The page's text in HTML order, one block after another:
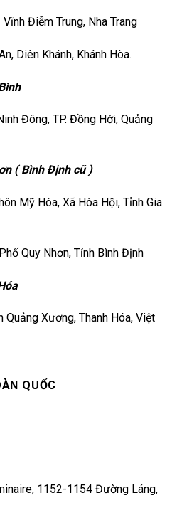
Điễm Trung, Nha Trang
Diên Khánh, Khánh Hòa.
Đông, TP. Đồng Hới, Quảng
( Bình Định cũ )
Mỹ Hóa, Xã Hòa Hội, Tỉnh Gia
Quy Nhơn, Tỉnh Bình Định
Quảng Xương, Thanh Hóa, Việt
QUỐC
1152-1154 Đường Láng,